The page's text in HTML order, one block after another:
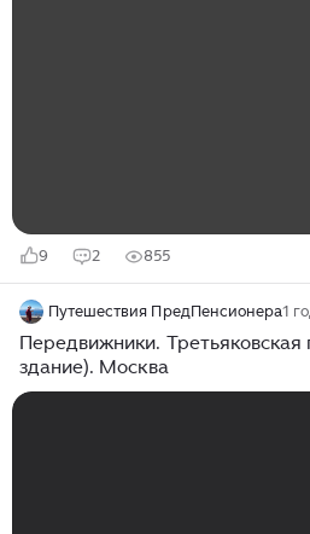
9 2 855
Путешествия ПредПенсионера1
Передвижники. Третьяковская
здание). Москва